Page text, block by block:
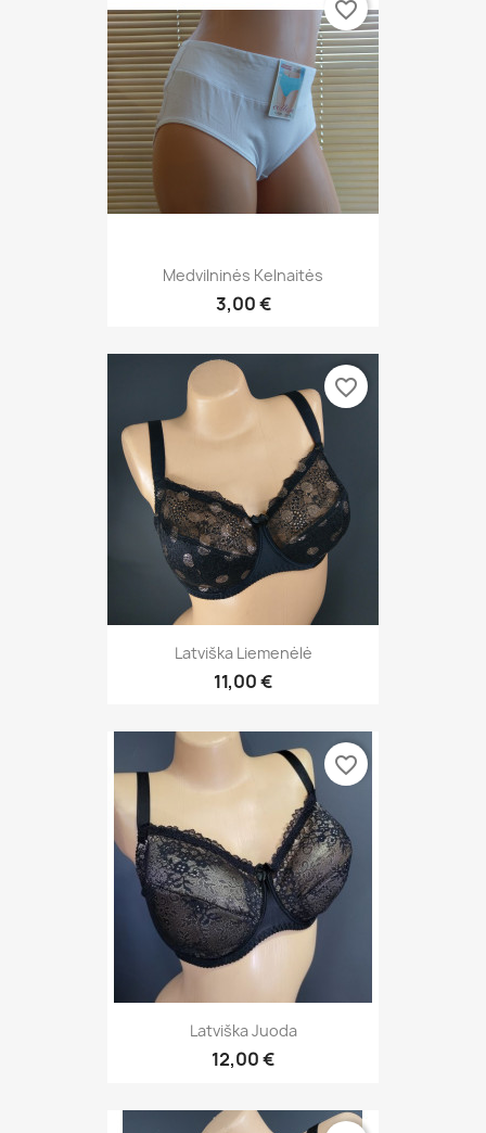
Medvilninės Kelnaitės
3,00 €
favorite_border
Latviška Liemenėlė
11,00 €
favorite_border
Latviška Juoda
12,00 €
favorite_border